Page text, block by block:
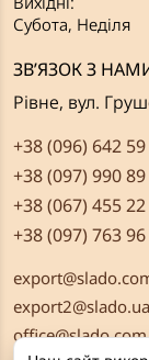
Субота, Неділя
ЗВ’ЯЗОК З
Рівне, вул.
+38 (096) 642
+38 (097) 990
+38 (067) 455
+38 (097) 763
export2@slado.ua